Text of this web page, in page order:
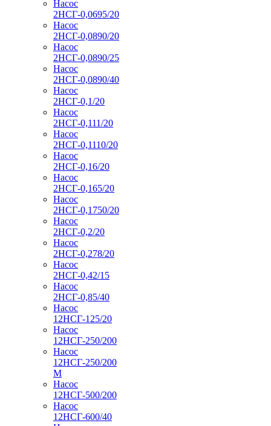
Насос
2НСГ-0,0695/20
Насос
2НСГ-0,0890/20
Насос
2НСГ-0,0890/25
Насос
2НСГ-0,0890/40
Насос
2НСГ-0,1/20
Насос
2НСГ-0,111/20
Насос
2НСГ-0,1110/20
Насос
2НСГ-0,16/20
Насос
2НСГ-0,165/20
Насос
2НСГ-0,1750/20
Насос
2НСГ-0,2/20
Насос
2НСГ-0,278/20
Насос
2НСГ-0,42/15
Насос
2НСГ-0,85/40
Насос
12НСГ-125/20
Насос
12НСГ-250/200
Насос
12НСГ-250/200
М
Насос
12НСГ-500/200
Насос
12НСГ-600/40